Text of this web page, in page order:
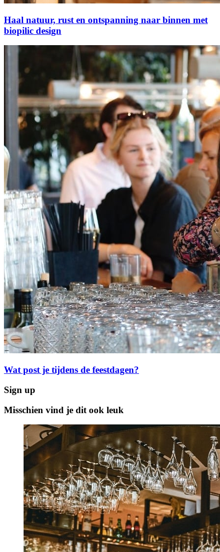
Haal natuur, rust en ontspanning naar binnen met
biopilic design
Wat post je tijdens de feestdagen?
Sign up
Misschien vind je dit ook leuk